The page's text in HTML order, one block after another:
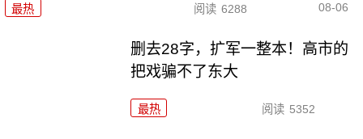
最热 阅读 6288 08-06
删去28字，扩军一整本！高市的
把戏骗不了东大
最热 阅读 5352